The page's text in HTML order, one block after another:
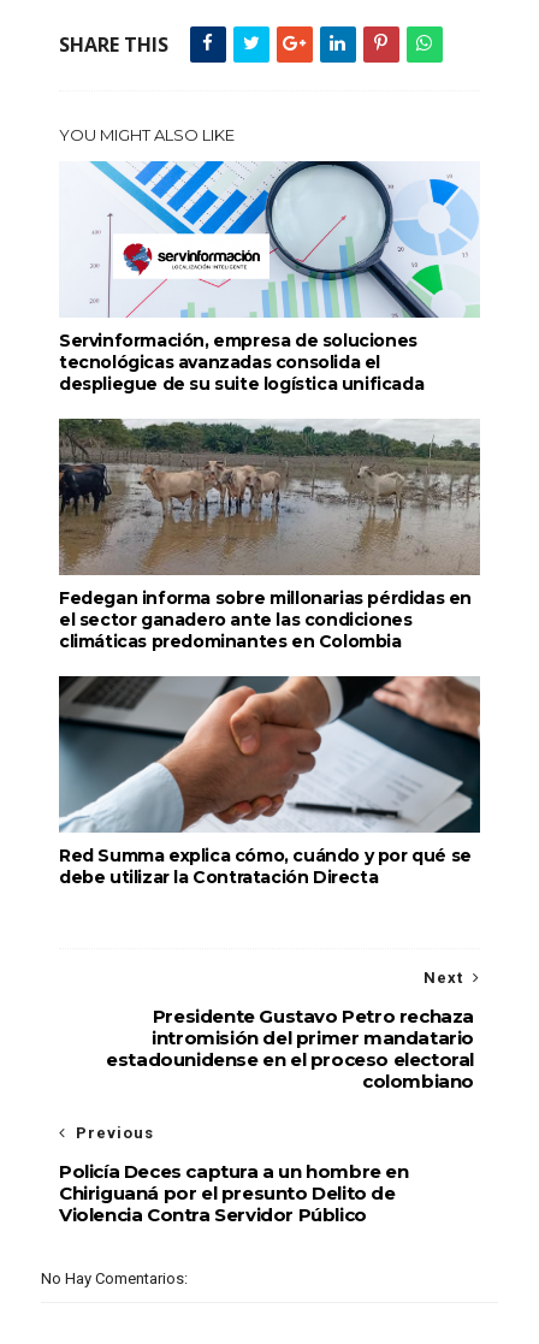
SHARE THIS
YOU MIGHT ALSO LIKE
Servinformación, empresa de soluciones
tecnológicas avanzadas consolida el
despliegue de su suite logística unificada
Fedegan informa sobre millonarias pérdidas en
el sector ganadero ante las condiciones
climáticas predominantes en Colombia
Red Summa explica cómo, cuándo y por qué se
debe utilizar la Contratación Directa
Next
Presidente Gustavo Petro rechaza
intromisión del primer mandatario
estadounidense en el proceso electoral
colombiano
Previous
Policía Deces captura a un hombre en
Chiriguaná por el presunto Delito de
Violencia Contra Servidor Público
No Hay Comentarios: